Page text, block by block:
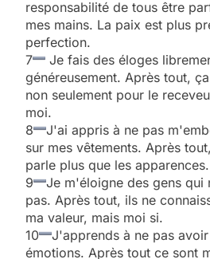
responsabilité de tous être
mes mains. La paix est plus
perfection.
7
Je fais des éloges
généreusement. Après tout,
non seulement pour le
moi.
8
J'ai appris à ne pas
sur mes vêtements. Après
parle plus que les apparences.
9
Je m'éloigne des gens qui
pas. Après tout, ils ne
ma valeur, mais moi si.
10
J'apprends à ne pas
émotions. Après tout ce sont